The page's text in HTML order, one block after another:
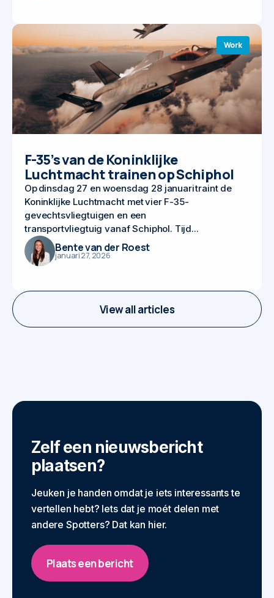
View all articles
F-35’s van de Koninklijke
Luchtmacht trainen op Schiphol
Op dinsdag 27 en woensdag 28 januari traint de
Koninklijke Luchtmacht met vier F-35-
gevechtsvliegtuigen en een
transportvliegtuig vanaf Schiphol. Tijd...
Work
Bente van der Roest
januari 27, 2026
Zelf een nieuwsbericht
plaatsen?
Jeuken je handen omdat je iets interessants te
vertellen hebt? Iets dat je moét delen met
andere Spotters? Dat kan hier.
Plaats een bericht